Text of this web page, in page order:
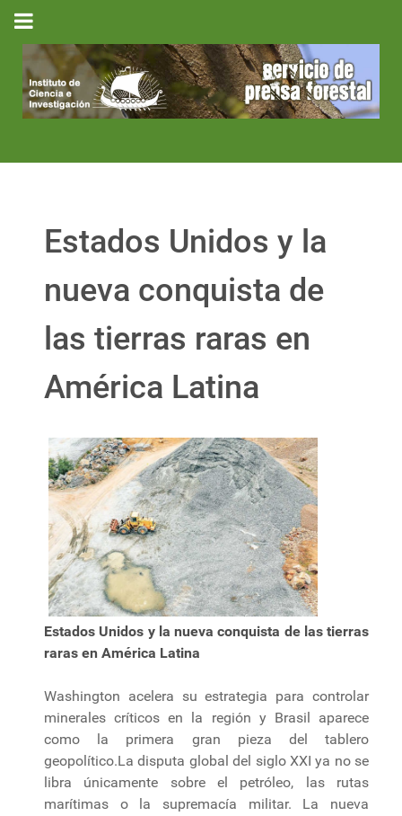
Estados Unidos y la
nueva conquista de
las tierras raras en
América Latina
Estados Unidos y la nueva conquista de las tierras
raras en América Latina
Washington acelera su estrategia para controlar
minerales críticos en la región y Brasil aparece
como la primera gran pieza del tablero
geopolítico.La disputa global del siglo XXI ya no se
libra únicamente sobre el petróleo, las rutas
marítimas o la supremacía militar. La nueva